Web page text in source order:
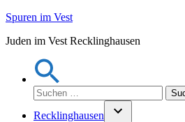
Zum
springen
Spuren im Vest
Juden im Vest Recklinghausen
Suchen
nach:
Recklinghausen